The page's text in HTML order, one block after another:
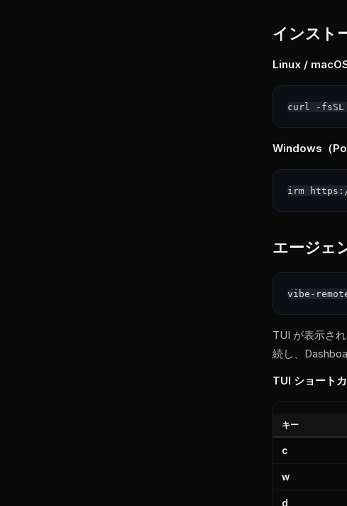
インスト
Linux / macOS
Windows（
エージェ
TUI が表示され
続し、
TUI ショート
キー
c
w
d